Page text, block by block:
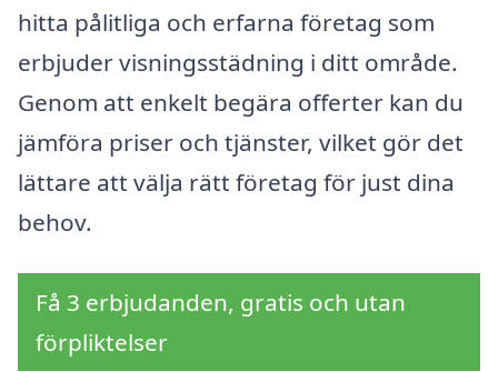
hitta pålitliga och erfarna företag som
erbjuder visningsstädning i ditt område.
Genom att enkelt begära offerter kan du
jämföra priser och tjänster, vilket gör det
lättare att välja rätt företag för just dina
behov.
Få 3 erbjudanden, gratis och utan
förpliktelser